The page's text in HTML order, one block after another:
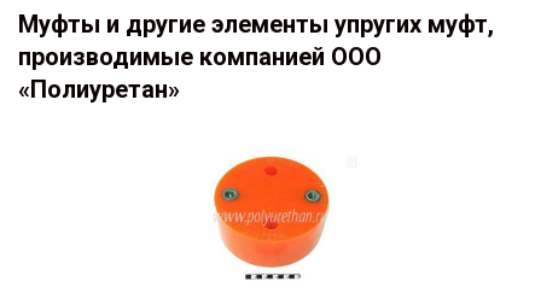
Муфты и другие элементы упругих муфт,
производимые компанией ООО
«Полиуретан»